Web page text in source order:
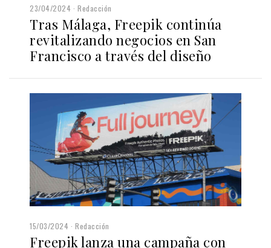
23/04/2024 Redacción
Tras Málaga, Freepik continúa
revitalizando negocios en San
Francisco a través del diseño
15/03/2024 Redacción
Freepik lanza una campaña con